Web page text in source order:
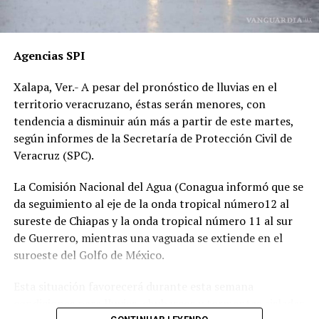
“Hoy fue mi Abraham,
mañana puede ser alguien
de tu familia. El homicida
sigue libre y operando en
las carreteras”, expresó un
familiar, exigiendo justicia.
El caso ha encendido el debate sobre la corrupción en la
Fiscalía y la impunidad que beneficia a conductores
responsables de muertes viales.
Agencias SPI
Xalapa, Ver.- A pesar del pronóstico de lluvias en el
territorio veracruzano, éstas serán menores, con
tendencia a disminuir aún más a partir de este martes,
según informes de la Secretaría de Protección Civil de
Veracruz (SPC).
La Comisión Nacional del Agua (Conagua informó que se
da seguimiento al eje de la onda tropical número12 al
sureste de Chiapas y la onda tropical número 11 al sur
de Guerrero, mientras una vaguada se extiende en el
suroeste del Golfo de México.